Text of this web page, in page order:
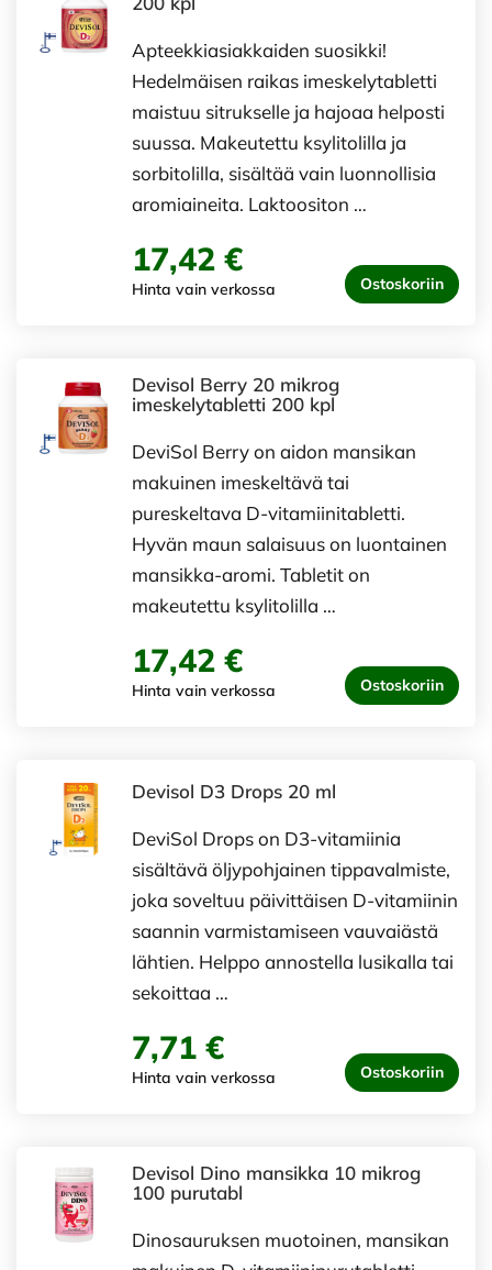
Apteekkiasiakkaiden suosikki!
Hedelmäisen raikas imeskelytabletti
maistuu sitrukselle ja hajoaa helposti
suussa. Makeutettu ksylitolilla ja
sorbitolilla, sisältää vain luonnollisia
aromiaineita. Laktoositon …
17,42 €
Hinta vain verkossa Ostoskoriin
Devisol Berry 20 mikrog
imeskelytabletti 200 kpl
DeviSol Berry on aidon mansikan
makuinen imeskeltävä tai
pureskeltava D-vitamiinitabletti.
Hyvän maun salaisuus on luontainen
mansikka-aromi. Tabletit on
makeutettu ksylitolilla …
17,42 €
Hinta vain verkossa Ostoskoriin
Devisol D3 Drops 20 ml
DeviSol Drops on D3-vitamiinia
sisältävä öljypohjainen tippavalmiste,
joka soveltuu päivittäisen D-vitamiinin
saannin varmistamiseen vauvaiästä
lähtien. Helppo annostella lusikalla tai
sekoittaa …
7,71 €
Hinta vain verkossa Ostoskoriin
Devisol Dino mansikka 10 mikrog
100 purutabl
Dinosauruksen muotoinen, mansikan